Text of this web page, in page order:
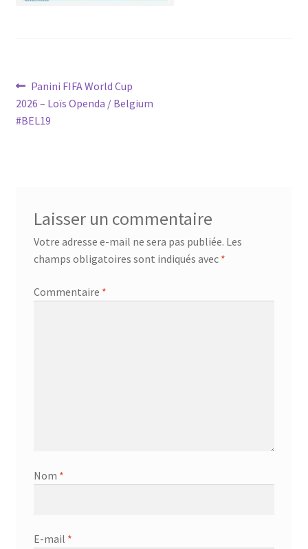
Navigation
de
Article
précédent :
Panini FIFA World Cup
2026 – Loïs Openda / Belgium
#BEL19
Laisser un commentaire
Votre adresse e-mail ne sera pas publiée. Les
champs obligatoires sont indiqués avec *
Commentaire *
Nom *
E-mail *